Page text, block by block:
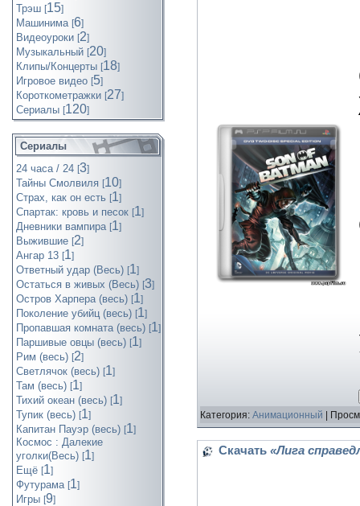
Трэш [15]
Машинима [6]
Видеоуроки [2]
Музыкальный [20]
Клипы/Концерты [18]
Игровое видео [5]
Короткометражки [27]
Cериалы [120]
Сериалы
24 часа / 24 [3]
Тайны Смолвиля [10]
Страх, как он есть [1]
Спартак: кровь и песок [1]
Дневники вампира [1]
Выжившие [2]
Ангар 13 [1]
Ответный удар (Весь) [1]
Остаться в живых (Весь) [3]
Остров Харпера (весь) [1]
Поколение убийц (весь) [1]
Пропавшая комната (весь) [1]
Паршивые овцы (весь) [1]
Рим (весь) [2]
Светлячок (весь) [1]
Там (весь) [1]
Тихий океан (весь) [1]
Тупик (весь) [1]
Капитан Пауэр (весь) [1]
Космос : Далекие
уголки(Весь) [1]
Ещё [1]
Футурама [1]
Игры [9]
Категория: Анимационный |
Скачать «Лига